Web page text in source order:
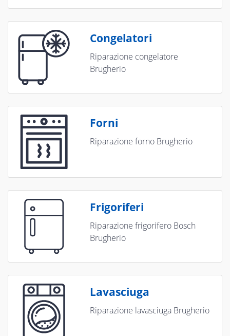
Congelatori
Riparazione congelatore
Brugherio
Forni
Riparazione forno Brugherio
Frigoriferi
Riparazione frigorifero Bosch
Brugherio
Lavasciuga
Riparazione lavasciuga Brugherio